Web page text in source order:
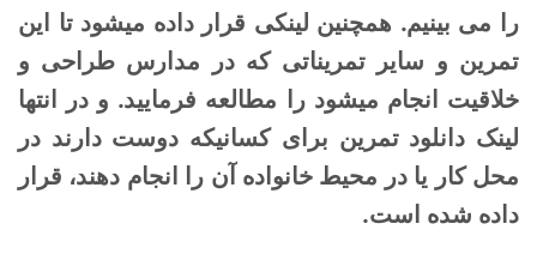
را می بینیم. همچنین لینکی قرار داده میشود تا این
تمرین و سایر تمریناتی که در مدارس طراحی و
خلاقیت انجام میشود را مطالعه فرمایید. و در انتها
لینک دانلود تمرین برای کسانیکه دوست دارند در
محل کار یا در محیط خانواده آن را انجام دهند، قرار
داده شده است.